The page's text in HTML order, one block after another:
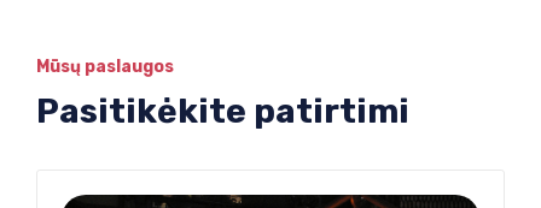
Mūsų paslaugos
Pasitikėkite patirtimi